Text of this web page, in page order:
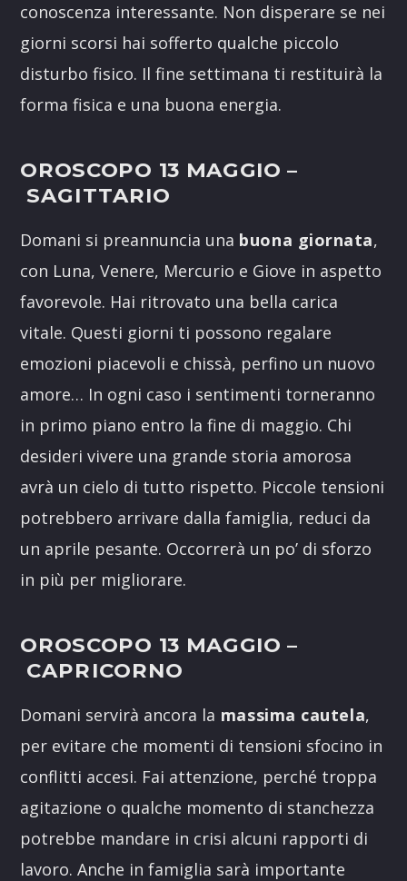
conoscenza interessante. Non disperare se nei
giorni scorsi hai sofferto qualche piccolo
disturbo fisico. Il fine settimana ti restituirà la
forma fisica e una buona energia.
OROSCOPO 13 MAGGIO –
SAGITTARIO
Domani si preannuncia una buona giornata,
con Luna, Venere, Mercurio e Giove in aspetto
favorevole. Hai ritrovato una bella carica
vitale. Questi giorni ti possono regalare
emozioni piacevoli e chissà, perfino un nuovo
amore… In ogni caso i sentimenti torneranno
in primo piano entro la fine di maggio. Chi
desideri vivere una grande storia amorosa
avrà un cielo di tutto rispetto. Piccole tensioni
potrebbero arrivare dalla famiglia, reduci da
un aprile pesante. Occorrerà un po’ di sforzo
in più per migliorare.
OROSCOPO 13 MAGGIO –
CAPRICORNO
Domani servirà ancora la massima cautela,
per evitare che momenti di tensioni sfocino in
conflitti accesi. Fai attenzione, perché troppa
agitazione o qualche momento di stanchezza
potrebbe mandare in crisi alcuni rapporti di
lavoro. Anche in famiglia sarà importante